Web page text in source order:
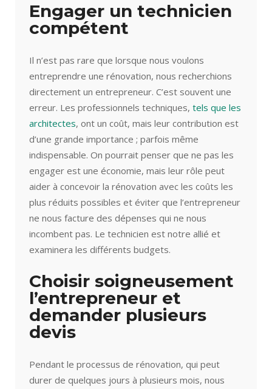
Engager un technicien
compétent
Il n’est pas rare que lorsque nous voulons
entreprendre une rénovation, nous recherchions
directement un entrepreneur. C’est souvent une
erreur. Les professionnels techniques, tels que les
architectes, ont un coût, mais leur contribution est
d’une grande importance ; parfois même
indispensable. On pourrait penser que ne pas les
engager est une économie, mais leur rôle peut
aider à concevoir la rénovation avec les coûts les
plus réduits possibles et éviter que l’entrepreneur
ne nous facture des dépenses qui ne nous
incombent pas. Le technicien est notre allié et
examinera les différents budgets.
Choisir soigneusement
l’entrepreneur et
demander plusieurs
devis
Pendant le processus de rénovation, qui peut
durer de quelques jours à plusieurs mois, nous